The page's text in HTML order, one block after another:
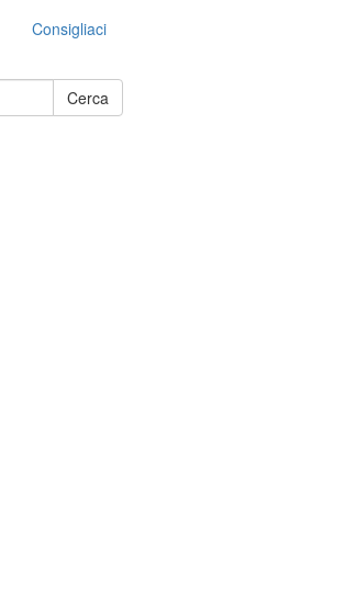
Consigliaci
Cerca